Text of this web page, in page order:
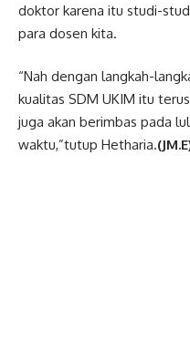
doktor karena itu studi-
para dosen kita.
“Nah dengan langkah-
kualitas SDM UKIM itu
juga akan berimbas pada
waktu,”tutup Hetharia.